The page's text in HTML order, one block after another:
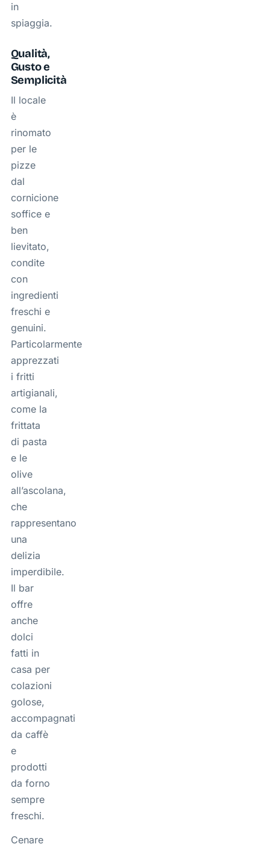
in
spiaggia.
Qualità,
Gusto e
Semplicità
Il locale
è
rinomato
per le
pizze
dal
cornicione
soffice e
ben
lievitato,
condite
con
ingredienti
freschi e
genuini.
Particolarmente
apprezzati
i fritti
artigianali,
come la
frittata
di pasta
e le
olive
all’ascolana,
che
rappresentano
una
delizia
imperdibile.
Il bar
offre
anche
dolci
fatti in
casa per
colazioni
golose,
accompagnati
da caffè
e
prodotti
da forno
sempre
freschi.
Cenare